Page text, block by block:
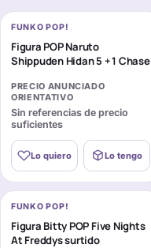
FUNKO POP!
Figura POP Naruto
Shippuden Hidan 5 + 1 Chase
PRECIO ANUNCIADO
ORIENTATIVO
Sin referencias de precio
suficientes
Lo quiero Lo tengo
FUNKO POP!
Figura Bitty POP Five Nights
At Freddys surtido